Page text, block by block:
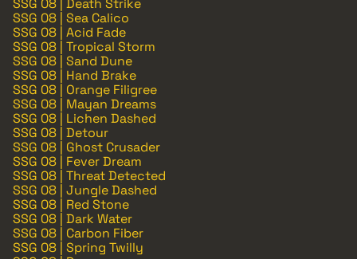
SSG 08 | Death Strike
SSG 08 | Sea Calico
SSG 08 | Acid Fade
SSG 08 | Tropical Storm
SSG 08 | Sand Dune
SSG 08 | Hand Brake
SSG 08 | Orange Filigree
SSG 08 | Mayan Dreams
SSG 08 | Lichen Dashed
SSG 08 | Detour
SSG 08 | Ghost Crusader
SSG 08 | Fever Dream
SSG 08 | Threat Detected
SSG 08 | Jungle Dashed
SSG 08 | Red Stone
SSG 08 | Dark Water
SSG 08 | Carbon Fiber
SSG 08 | Spring Twilly